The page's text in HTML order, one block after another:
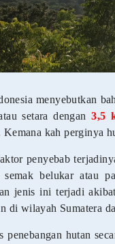
menyebutkan
setara dengan3,5
Kemana kah perginya
penyebab
semak belukar atau
jenis ini terjadi
di wilayah Sumatera
penebangan hutan